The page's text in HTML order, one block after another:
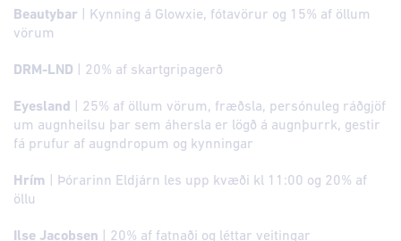
Beautybar | Kynning á Glowxie, fótavörur og 15% af öllum
vörum
DRM-LND | 20% af skartgripagerð
Eyesland
25% af öllum vörum, fræðsla, persónuleg ráðgjöf
um augnheilsu þar sem áhersla er lögð á augnþurrk, gestir
fá prufur af augndropum og kynningar
Hrím
| Þórarinn Eldjárn les upp kvæði kl 11:00 og 20% af
öllu
Ilse Jacobsen | 20% af fatnaði og léttar veitingar